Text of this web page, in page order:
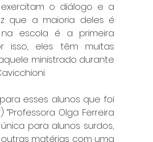
o diálogo e a
que a maioria deles é
escola é a primeira
isso, eles têm muitas
ministrado durante
esses alunos que foi
Olga Ferreira
única para alunos surdos,
matérias com uma